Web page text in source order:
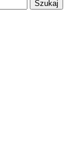
Szukaj